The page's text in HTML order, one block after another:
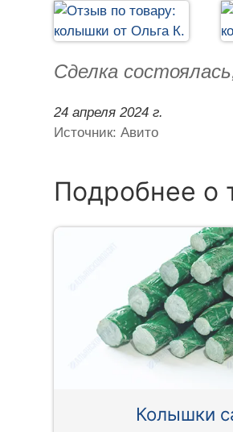
Сделка
24 апреля 2024 г.
Источник: Авито
Подробнее о
Колышки